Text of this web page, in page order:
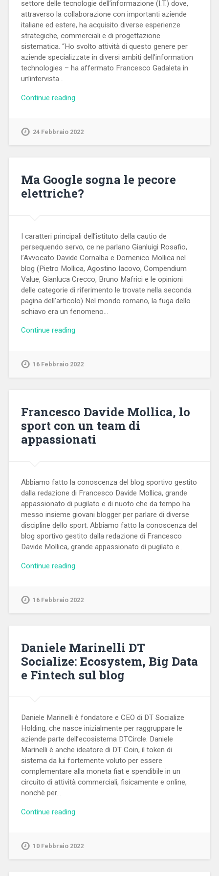
settore delle tecnologie dell’informazione (I.T.) dove,
attraverso la collaborazione con importanti aziende
italiane ed estere, ha acquisito diverse esperienze
strategiche, commerciali e di progettazione
sistematica. “Ho svolto attività di questo genere per
aziende specializzate in diversi ambiti dell’information
technologies – ha affermato Francesco Gadaleta in
un’intervista…
Continue reading
24 Febbraio 2022
Ma Google sogna le pecore
elettriche?
I caratteri principali dell’istituto della cautio de
persequendo servo, ce ne parlano Gianluigi Rosafio,
l’Avvocato Davide Cornalba e Domenico Mollica nel
blog (Pietro Mollica, Agostino Iacovo, Compendium
Value, Gianluca Crecco, Bruno Mafrici e le opinioni
delle categorie di riferimento le trovate nella seconda
pagina dell’articolo) Nel mondo romano, la fuga dello
schiavo era un fenomeno…
Continue reading
16 Febbraio 2022
Francesco Davide Mollica, lo
sport con un team di
appassionati
Abbiamo fatto la conoscenza del blog sportivo gestito
dalla redazione di Francesco Davide Mollica, grande
appassionato di pugilato e di nuoto che da tempo ha
messo insieme giovani blogger per parlare di diverse
discipline dello sport. Abbiamo fatto la conoscenza del
blog sportivo gestito dalla redazione di Francesco
Davide Mollica, grande appassionato di pugilato e…
Continue reading
16 Febbraio 2022
Daniele Marinelli DT
Socialize: Ecosystem, Big Data
e Fintech sul blog
Daniele Marinelli è fondatore e CEO di DT Socialize
Holding, che nasce inizialmente per raggruppare le
aziende parte dell’ecosistema DTCircle. Daniele
Marinelli è anche ideatore di DT Coin, il token di
sistema da lui fortemente voluto per essere
complementare alla moneta fiat e spendibile in un
circuito di attività commerciali, fisicamente e online,
nonchè per…
Continue reading
10 Febbraio 2022